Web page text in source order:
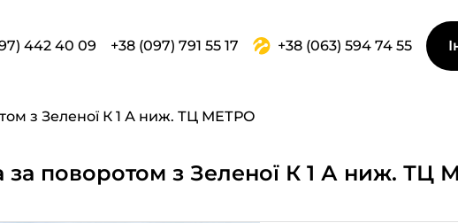
442 40 09 +38 (097) 791 55 17 +38 (063) 594 74 55
з Зеленої К 1 А ниж. ТЦ МЕТРО
поворотом з Зеленої К 1 А ниж. ТЦ